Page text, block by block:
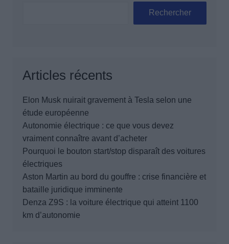
Rechercher
Articles récents
Elon Musk nuirait gravement à Tesla selon une
étude européenne
Autonomie électrique : ce que vous devez
vraiment connaître avant d’acheter
Pourquoi le bouton start/stop disparaît des voitures
électriques
Aston Martin au bord du gouffre : crise financière et
bataille juridique imminente
Denza Z9S : la voiture électrique qui atteint 1100
km d’autonomie